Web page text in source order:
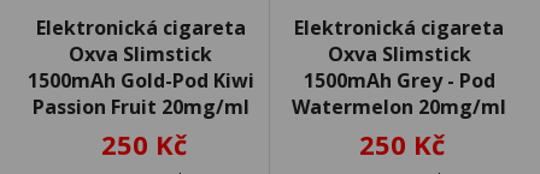
Elektronická cigareta
Oxva Slimstick
1500mAh Gold-Pod Kiwi
Passion Fruit 20mg/ml
250 Kč
Elektronická cigareta
Oxva Slimstick
1500mAh Grey - Pod
Watermelon 20mg/ml
250 Kč